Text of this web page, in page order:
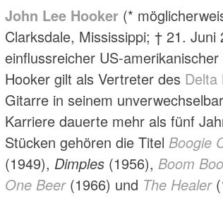
John Lee Hooker (*
Clarksdale, Mississippi; † 21.
einflussreicher US-
Hooker gilt als Vertreter des Delta
Gitarre in seinem
Karriere dauerte mehr als fünf
Stücken gehören die Titel Boogie
(1949), Dimples (1956), Boom
One Beer(1966) und The Healer